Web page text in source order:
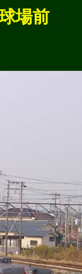
場前